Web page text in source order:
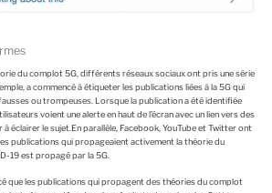
du complot 5G, différents réseaux sociaux ont pris une série
a commencé à étiqueter les publications liées à la 5G qui
ou trompeuses. Lorsque la publication a été identifiée
voient une alerte en haut de l’écran avec un lien vers des
éclairer le sujet.En parallèle, Facebook, YouTube et Twitter ont
publications qui propageaient activement la théorie du
19 est propagé par la 5G.
que les publications qui propagent des théories du complot